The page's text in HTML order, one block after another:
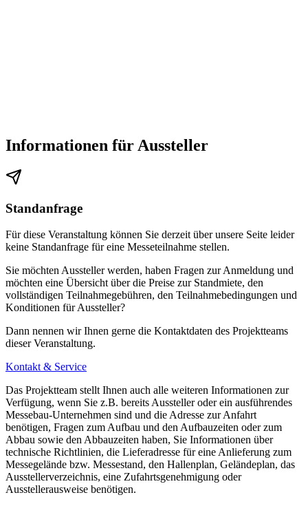
Informationen für Aussteller
Standanfrage
Für diese Veranstaltung können Sie derzeit über unsere Seite leider
keine Standanfrage für eine Messeteilnahme stellen.
Sie möchten Aussteller werden, haben Fragen zur Anmeldung und
möchten eine Übersicht über die Preise zur Standmiete, den
vollständigen Teilnahmegebühren, den Teilnahmebedingungen und
Konditionen für Aussteller?
Dann nennen wir Ihnen gerne die Kontaktdaten des Projektteams
dieser Veranstaltung.
Kontakt & Service
Das Projektteam stellt Ihnen auch alle weiteren Informationen zur
Verfügung, wenn Sie z.B. bereits Aussteller oder ein ausführendes
Messebau-Unternehmen sind und die Adresse zur Anfahrt
benötigen, Fragen zum Aufbau und den Aufbauzeiten oder zum
Abbau sowie den Abbauzeiten haben, Sie Informationen über
technische Richtlinien, die Lieferadresse für eine Anlieferung zum
Messegelände bzw. Messestand, den Hallenplan, Geländeplan, das
Ausstellerverzeichnis, eine Zufahrtsgenehmigung oder
Ausstellerausweise benötigen.